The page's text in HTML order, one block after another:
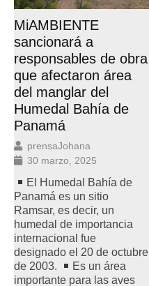
MiAMBIENTE
sancionará a
responsables de obra
que afectaron área
del manglar del
Humedal Bahía de
Panamá
prensaJohana
30 marzo, 2025
El Humedal Bahía de
Panamá es un sitio
Ramsar, es decir, un
humedal de importancia
internacional fue
designado el 20 de octubre
de 2003.
Es un área
importante para las aves